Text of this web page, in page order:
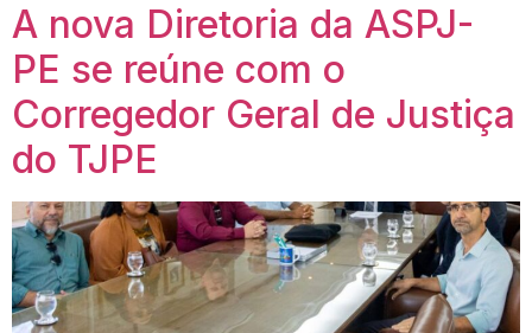
A nova Diretoria da ASPJ-
PE se reúne com o
Corregedor Geral de Justiça
do TJPE